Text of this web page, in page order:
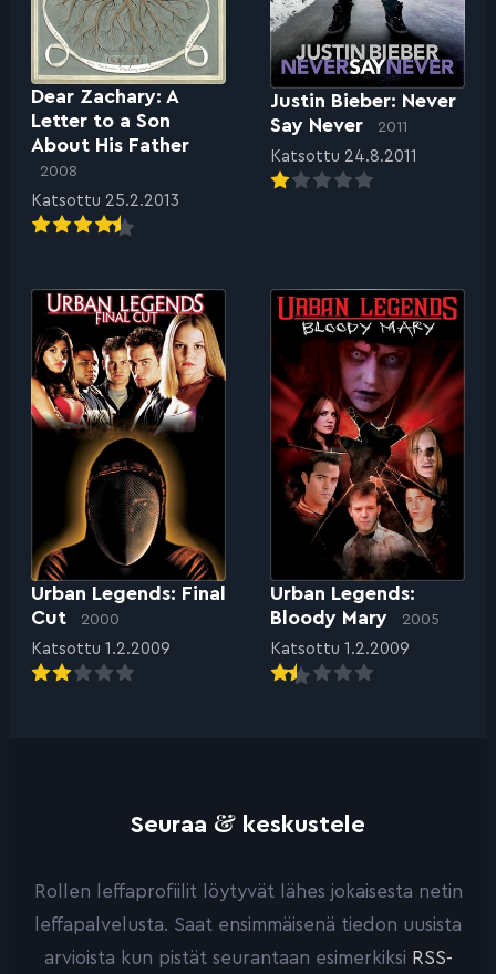
Dear Zachary: A
Letter to a Son
About His Father
2008
Katsottu 25.2.2013
Justin Bieber: Never
Say Never
2011
Katsottu 24.8.2011
Urban Legends: Final
Cut
2000
Katsottu 1.2.2009
Urban Legends:
Bloody Mary
2005
Katsottu 1.2.2009
Seuraa & keskustele
Rollen leffaprofiilit löytyvät lähes jokaisesta netin
leffapalvelusta. Saat ensimmäisenä tiedon uusista
arvioista kun pistät seurantaan esimerkiksi RSS-